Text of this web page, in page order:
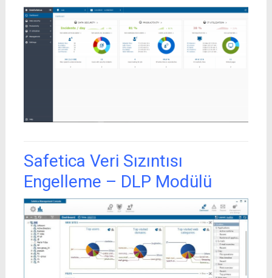
Safetica Veri Sızıntısı
Engelleme – DLP Modülü